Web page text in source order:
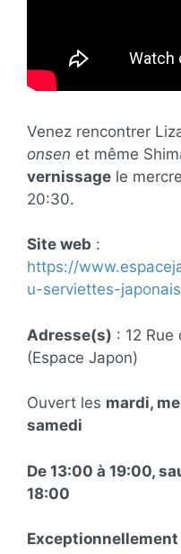
Venez rencontrer
onsen et même
vernissage le
20:30.
Site web :
https://
u-serviettes-
Adresse(s) : 12 Rue
(Espace Japon)
Ouvert les mardi,
samedi
De 13:00 à 19:00,
18:00